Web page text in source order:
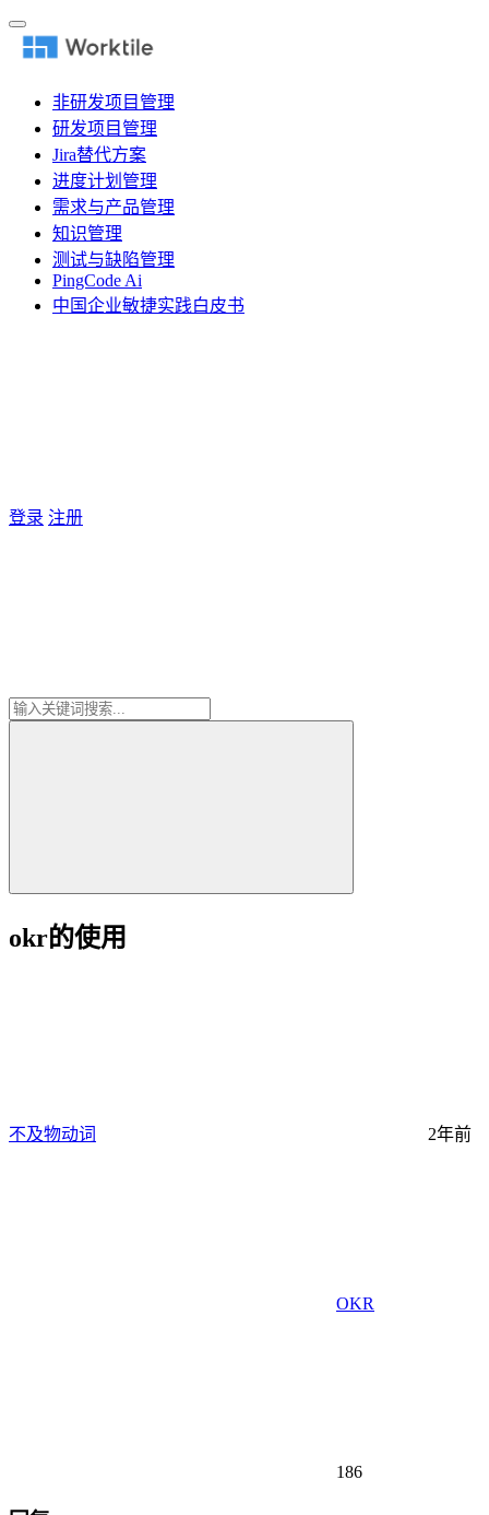
非研发项目管理
研发项目管理
Jira替代方案
进度计划管理
需求与产品管理
知识管理
测试与缺陷管理
PingCode Ai
中国企业敏捷实践白皮书
登录 注册
okr的使用
不及物动词 2年前
OKR
186